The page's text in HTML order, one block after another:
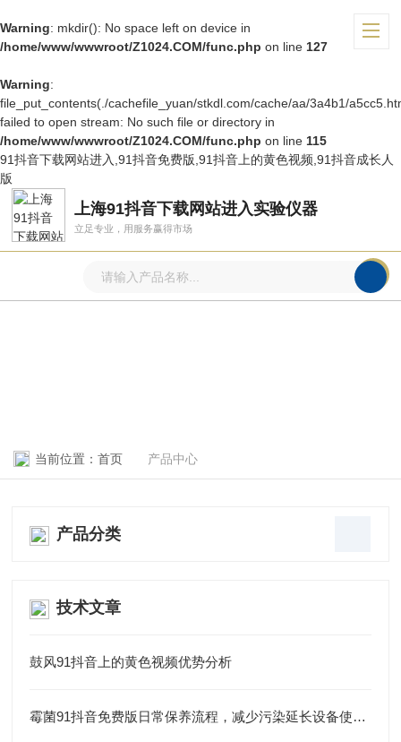
Warning: mkdir(): No space left on device in
/home/www/wwwroot/Z1024.COM/func.php on line 127
Warning:
file_put_contents(./cachefile_yuan/stkdl.com/cache/aa/3a4b1/
failed to open stream: No such file or directory in
/home/www/wwwroot/Z1024.COM/func.php on line 115
91抖音下载网站进入,91抖音免费版,91抖音上的黄色视频,91抖音成长人
版
上海91抖音下载网站进入实验仪器
立足专业，用服务赢得市场
当前位置： 首页 产品中心
产品分类
技术文章
鼓风91抖音上的黄色视频优势分析
霉菌91抖音免费版日常保养流程，减少污染延长设备使用周期